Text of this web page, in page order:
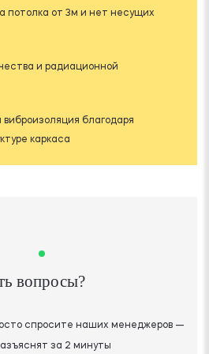
потолка от 3м и нет несущих
и радиационной
благодаря
каркаса
вопросы?
спросите наших менеджеров —
за 2 минуты